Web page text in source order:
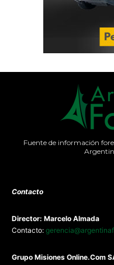
Fuente de información
Contacto
Director: Marcelo Almada
Contacto:
Grupo Misiones Online.Com